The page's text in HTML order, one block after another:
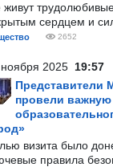
живут
сердцем и
2652
2025 19:57
Представители
провели важную
визита было
правила